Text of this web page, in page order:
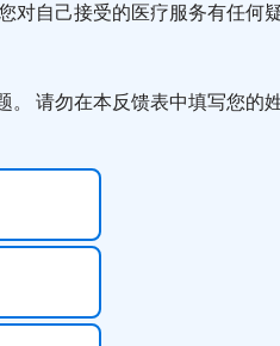
对自己接受的医疗服务有任何
请勿在本反馈表中填写您的